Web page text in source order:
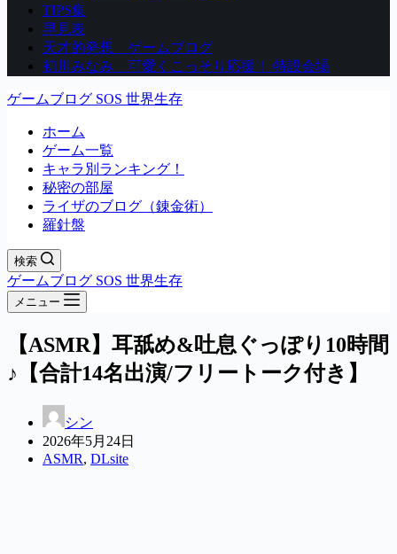
TIPS集
早見表
天才的発想 ゲームブログ
初川みなみ 可愛くこっそり応援！ 特設会場
ゲームブログ SOS 世界生存
ホーム
ゲーム一覧
キャラ別ランキング！
秘密の部屋
ライザのブログ（錬金術）
羅針盤
検索
ゲームブログ SOS 世界生存
メニュー
【ASMR】耳舐め&吐息ぐっぽり10時間
♪【合計14名出演/フリートーク付き】
シン
2026年5月24日
ASMR, DLsite